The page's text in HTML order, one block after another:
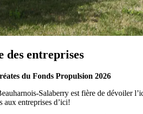
des entreprises
du Fonds Propulsion 2026
Salaberry est fière de dévoiler
aux entreprises d’ici!